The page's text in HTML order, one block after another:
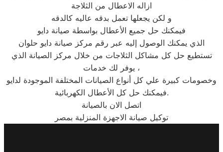
ازاله الاعطال من الثلاجة
و لكن يجعلها تعمل بدقه عاليه كالدقه
فيمكنك حل جميع الأعطال بواسطة صيانة دايو
الذي يمكنك الوصول إليه عبر رقم مركز صيانة دايو حلوان
تستطيع حل كل مشاكل الثلاجات من خلال مركز الصيانة الذي
يوفر لك خدمات ،
وخصومات كبيرة علي كل أنواع الصيانات المختلفة الموجودة لدايو
فيمكنك حل كل الأعطال الكهربائية.
اتصل الان بالصيانة
توكيل صيانة الاجهزة المنزلية بمصر